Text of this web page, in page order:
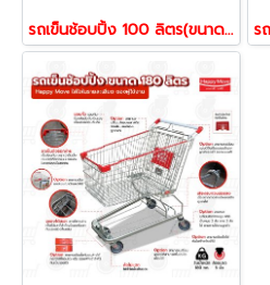
รถเข็นช้อบปิ้ง 100 ลิตร(ขนาดใกล้เคียงกับ Max value) รถเข็นตะกร้า รถเข็นห้าง ยี่ห้อ Happy Move 51577